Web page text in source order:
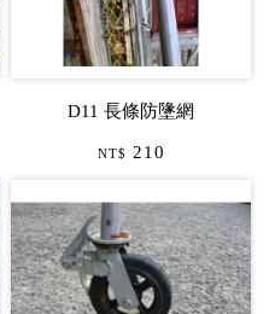
D11 長條防墬網
NT$ 210